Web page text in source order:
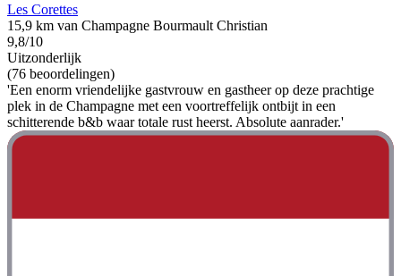
Les Corettes
15,9 km van Champagne Bourmault Christian
9,8/10
Uitzonderlijk
(76 beoordelingen)
'Een enorm vriendelijke gastvrouw en gastheer op deze prachtige
plek in de Champagne met een voortreffelijk ontbijt in een
schitterende b&b waar totale rust heerst. Absolute aanrader.'